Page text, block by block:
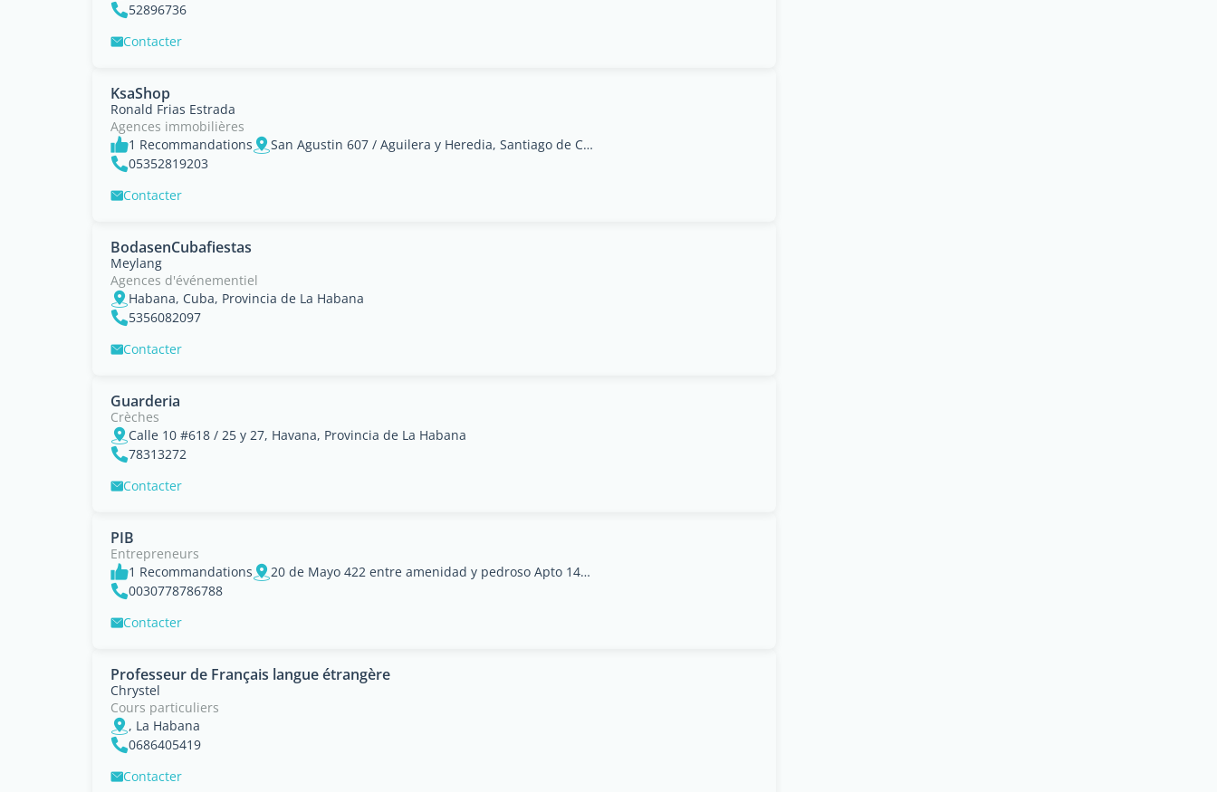
52896736
Contacter
KsaShop
Ronald Frias Estrada
Agences immobilières
1 Recommandations
San Agustin 607 / Aguilera y Heredia, Santiago de Cuba
05352819203
Contacter
BodasenCubafiestas
Meylang
Agences d'événementiel
Habana, Cuba, Provincia de La Habana
5356082097
Contacter
Guarderia
Crèches
Calle 10 #618 / 25 y 27, Havana, Provincia de La Habana
78313272
Contacter
PIB
Entrepreneurs
1 Recommandations
20 de Mayo 422 entre amenidad y pedroso Apto 14, Provincia de La Habana
0030778786788
Contacter
Professeur de Français langue étrangère
Chrystel
Cours particuliers
, La Habana
0686405419
Contacter